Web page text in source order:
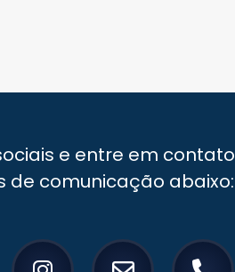
e entre em contato
de comunicação abaixo: